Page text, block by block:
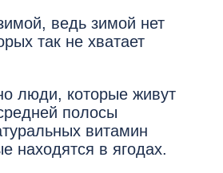
ведь зимой нет
так не хватает
люди, которые живут
полосы
витамин
находятся в ягодах.